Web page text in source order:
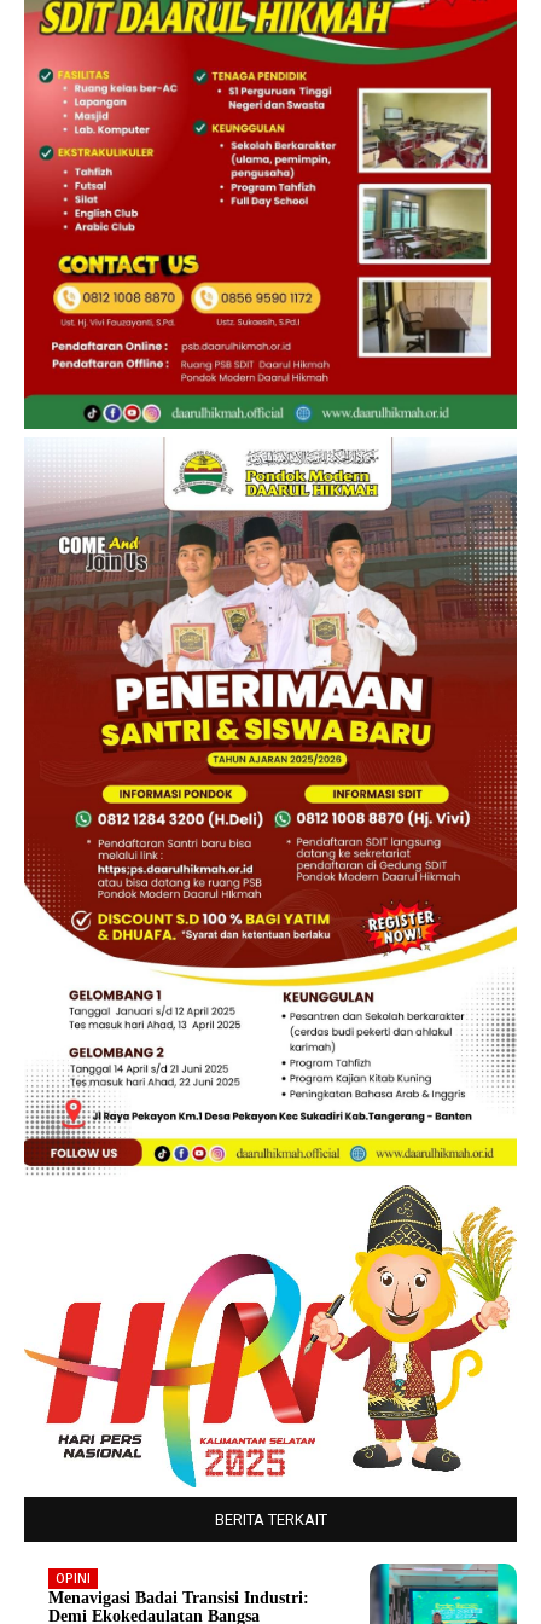
BERITA TERKAIT
OPINI
Menavigasi Badai Transisi Industri:
Demi Ekokedaulatan Bangsa